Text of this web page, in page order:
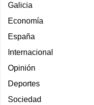
Galicia
Economía
España
Internacional
Opinión
Deportes
Sociedad